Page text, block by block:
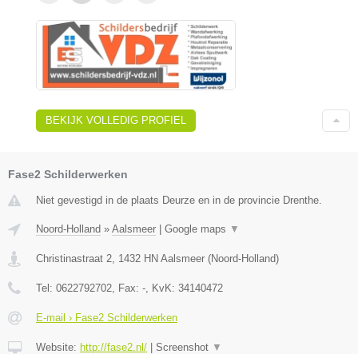
BEKIJK VOLLEDIG PROFIEL
Fase2 Schilderwerken
Niet gevestigd in de plaats Deurze en in de provincie Drenthe.
Noord-Holland » Aalsmeer Google maps ▼
Christinastraat 2 1432 HN Aalsmeer (Noord-Holland)
Tel: 0622792702 , Fax: - , KvK: 34140472
E-mail › Fase2 Schilderwerken
Website: http://fase2.nl/ Screenshot ▼